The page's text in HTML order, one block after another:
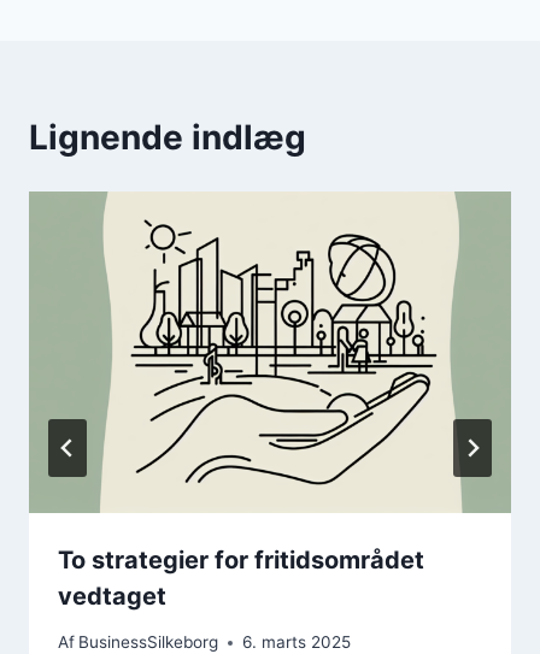
Lignende indlæg
To strategier for fritidsområdet
vedtaget
Af BusinessSilkeborg 6. marts 2025